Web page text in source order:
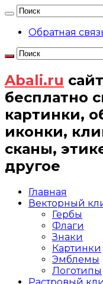
Обратная
Abali.ru
бесплатно
картинки,
иконки,
сканы,
другое
Главная
Векторный
Гербы
Флаги
Знаки
Картинки
Эмблемы
Логотипы